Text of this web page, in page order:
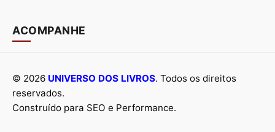
ACOMPANHE
© 2026 UNIVERSO DOS LIVROS. Todos os direitos
reservados.
Construído para SEO e Performance.